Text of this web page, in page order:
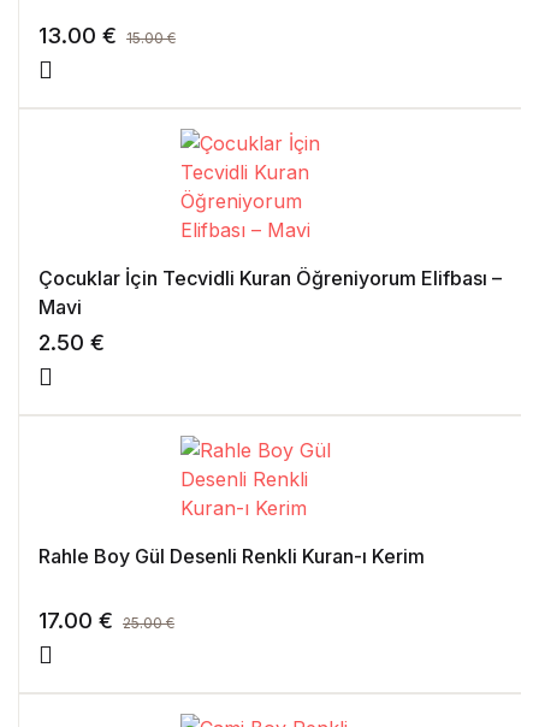
13.00 € 15.00€
Çocuklar İçin Tecvidli Kuran Öğreniyorum Elifbası –
Mavi
2.50 €
Rahle Boy Gül Desenli Renkli Kuran-ı Kerim
17.00 € 25.00€